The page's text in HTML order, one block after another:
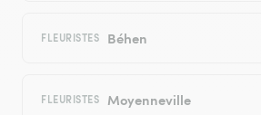
FLEURISTES Béhen
FLEURISTES Moyenneville